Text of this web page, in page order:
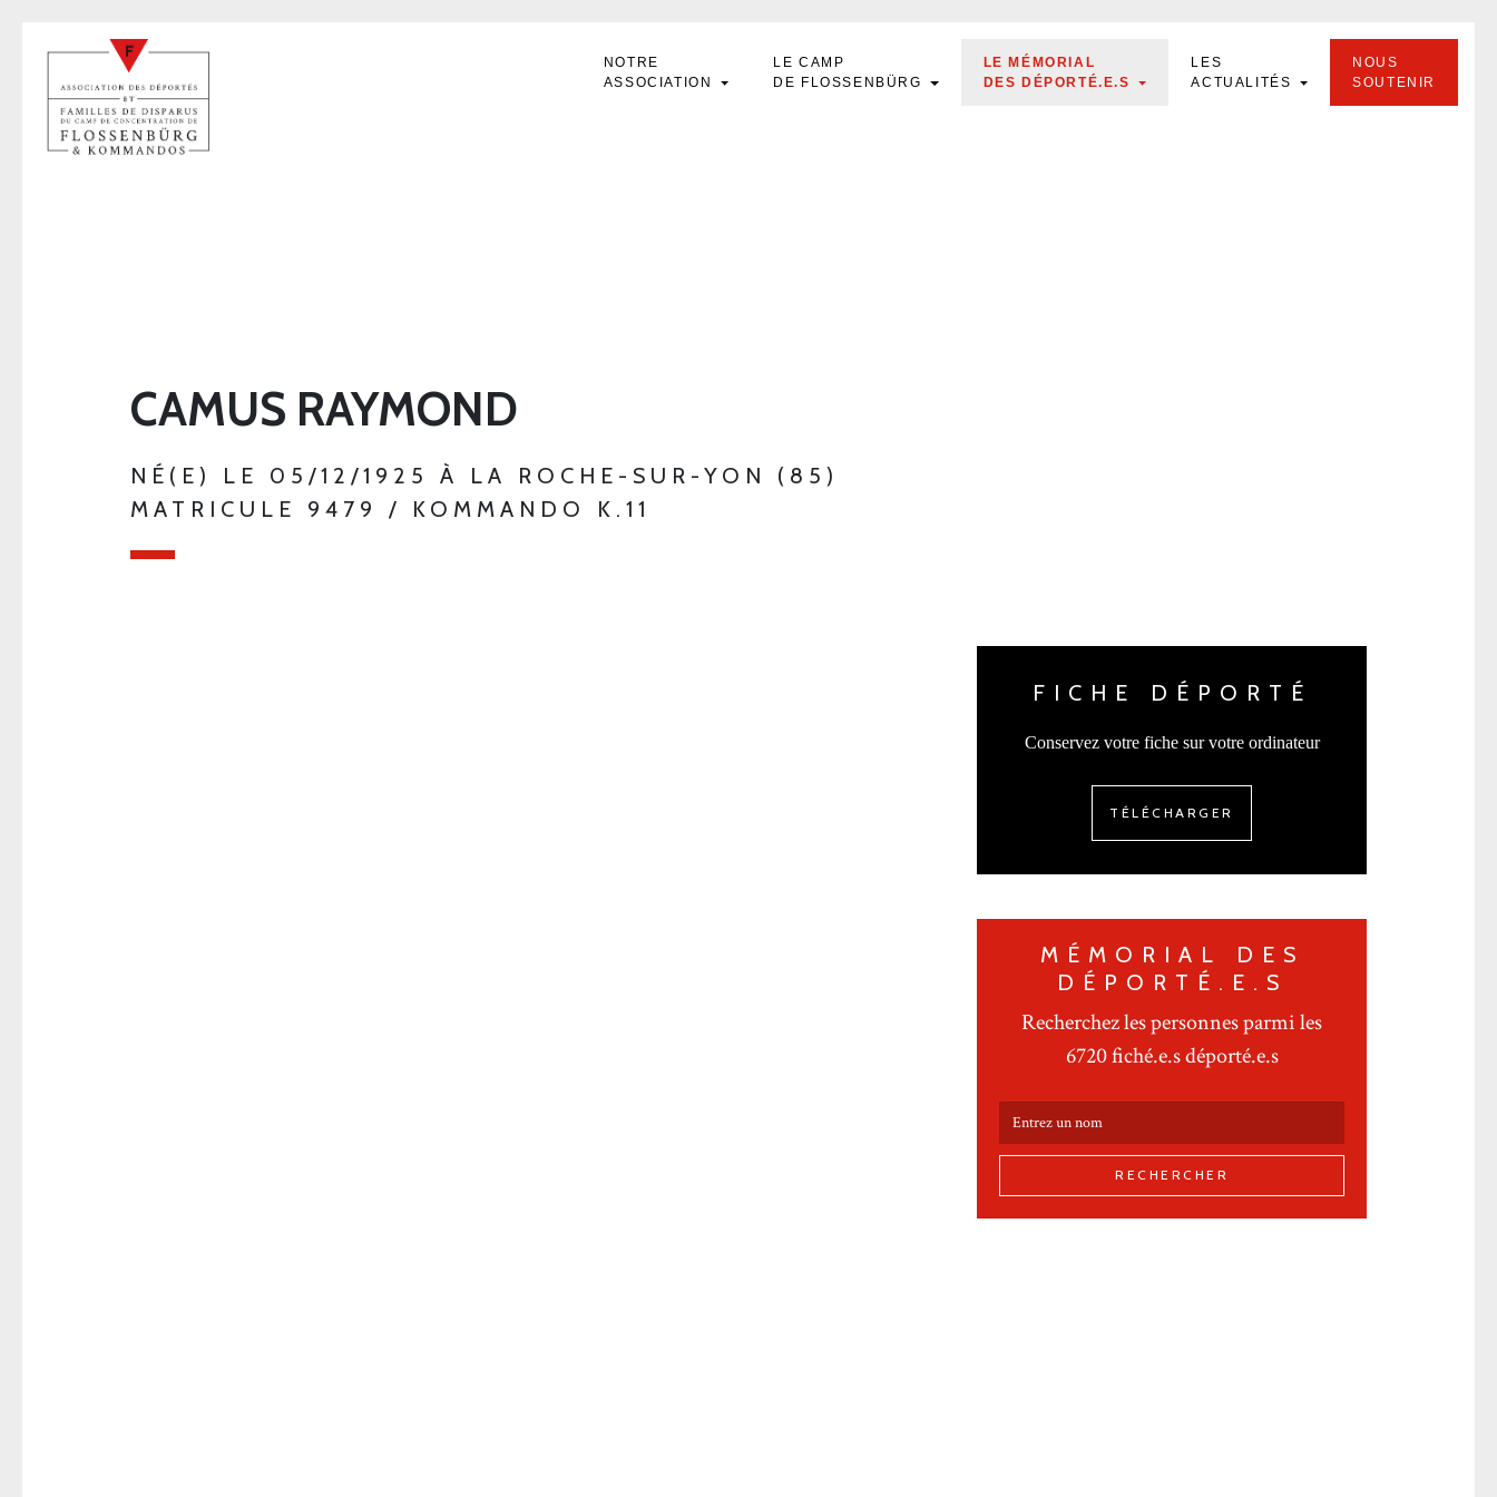
NOTRE
ASSOCIATION
LE CAMP
DE FLOSSENBÜRG
LE MÉMORIAL
DES DÉPORTÉ.E.S
LES
ACTUALITÉS
NOUS
SOUTENIR
CAMUS RAYMOND
NÉ(E) LE 05/12/1925 À LA ROCHE-SUR-YON (85)
MATRICULE 9479 / KOMMANDO K.11
FICHE DÉPORTÉ
Conservez votre fiche sur votre ordinateur
TÉLÉCHARGER
MÉMORIAL DES
DÉPORTÉ.E.S
Recherchez les personnes parmi les
6720 fiché.e.s déporté.e.s
RECHERCHER